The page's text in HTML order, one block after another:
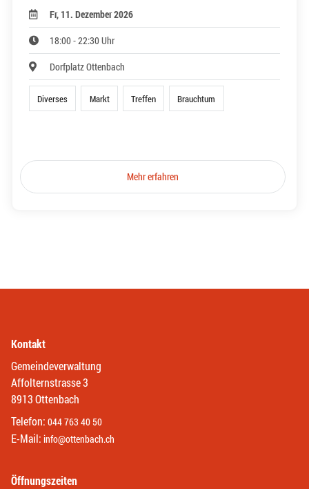
Fr, 11. Dezember 2026
18:00 - 22:30 Uhr
Dorfplatz Ottenbach
Diverses Markt Treffen Brauchtum
Mehr erfahren
Kontakt
Gemeindeverwaltung
Affolternstrasse 3
8913 Ottenbach
Telefon: 044 763 40 50
E-Mail: info@ottenbach.ch
Öffnungszeiten